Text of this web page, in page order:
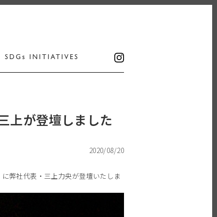
上が登壇しました
2020/08/20
弊社代表・三上力央が登壇いたしま